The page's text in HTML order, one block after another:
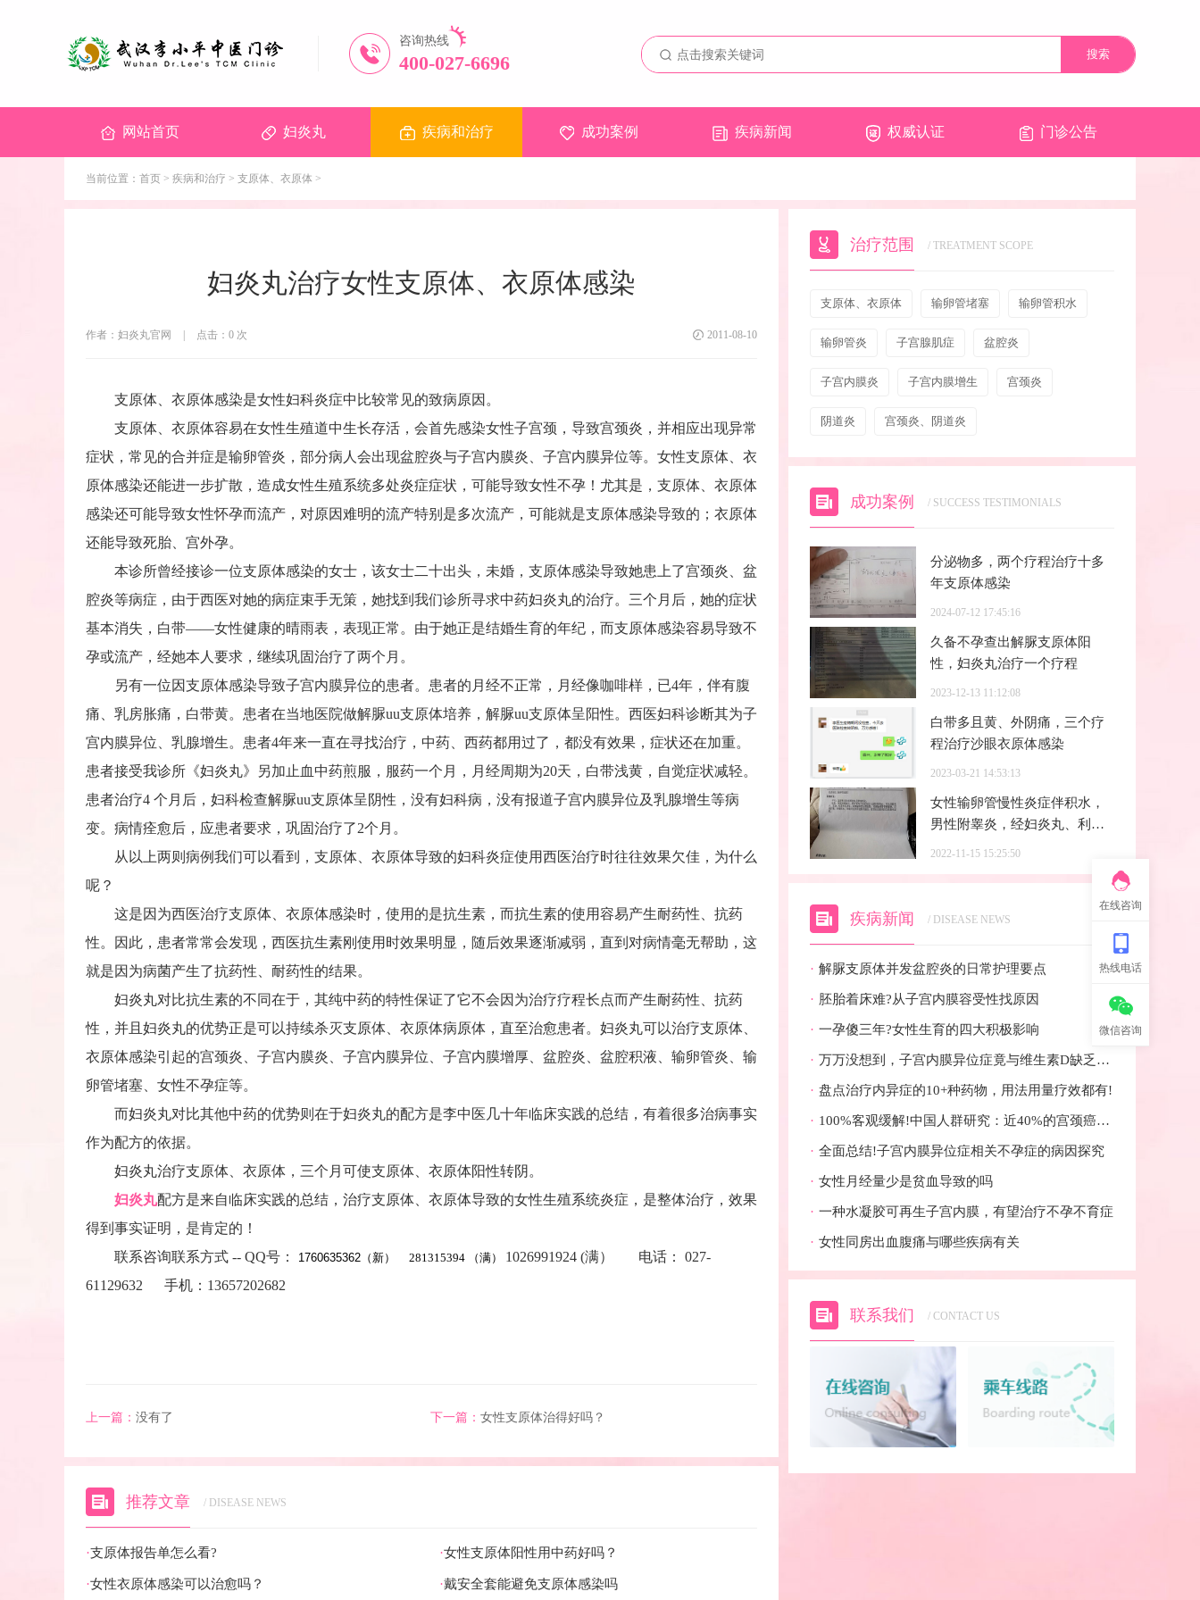
咨询热线
400-027-6696
网站首页 妇炎丸 疾病和治疗 成功案例 疾病新闻 权威认证 门诊公告
当前位置： 首页 > 疾病和治疗 > 支原体、衣原体 >
妇炎丸治疗女性支原体、衣原体感染
作者：妇炎丸官网 点击： 0 次 2011-08-10
支原体、衣原体感染是女性妇科炎症中比较常见的致病原因。
支原体、衣原体容易在女性生殖道中生长存活，会首先感染女性子宫颈，导致宫颈炎，并相应出现异常
症状，常见的合并症是输卵管炎，部分病人会出现盆腔炎与子宫内膜炎、子宫内膜异位等。女性支原体、衣
原体感染还能进一步扩散，造成女性生殖系统多处炎症症状，可能导致女性不孕！尤其是，支原体、衣原体
感染还可能导致女性怀孕而流产，对原因难明的流产特别是多次流产，可能就是支原体感染导致的；衣原体
还能导致死胎、宫外孕。
本诊所曾经接诊一位支原体感染的女士，该女士二十出头，未婚，支原体感染导致她患上了宫颈炎、盆
腔炎等病症，由于西医对她的病症束手无策，她找到我们诊所寻求中药妇炎丸的治疗。三个月后，她的症状
基本消失，白带——女性健康的晴雨表，表现正常。由于她正是结婚生育的年纪，而支原体感染容易导致不
孕或流产，经她本人要求，继续巩固治疗了两个月。
另有一位因支原体感染导致子宫内膜异位的患者。患者的月经不正常，月经像咖啡样，已4年，伴有腹
痛、乳房胀痛，白带黄。患者在当地医院做解脲uu支原体培养，解脲uu支原体呈阳性。西医妇科诊断其为子
宫内膜异位、乳腺增生。患者4年来一直在寻找治疗，中药、西药都用过了，都没有效果，症状还在加重。
患者接受我诊所《妇炎丸》另加止血中药煎服，服药一个月，月经周期为20天，白带浅黄，自觉症状减轻。
患者治疗4 个月后，妇科检查解脲uu支原体呈阴性，没有妇科病，没有报道子宫内膜异位及乳腺增生等病
变。病情痊愈后，应患者要求，巩固治疗了2个月。
从以上两则病例我们可以看到，支原体、衣原体导致的妇科炎症使用西医治疗时往往效果欠佳，为什么
呢？
这是因为西医治疗支原体、衣原体感染时，使用的是抗生素，而抗生素的使用容易产生耐药性、抗药
性。因此，患者常常会发现，西医抗生素刚使用时效果明显，随后效果逐渐减弱，直到对病情毫无帮助，这
就是因为病菌产生了抗药性、耐药性的结果。
妇炎丸对比抗生素的不同在于，其纯中药的特性保证了它不会因为治疗疗程长点而产生耐药性、抗药
性，并且妇炎丸的优势正是可以持续杀灭支原体、衣原体病原体，直至治愈患者。妇炎丸可以治疗支原体、
衣原体感染引起的宫颈炎、子宫内膜炎、子宫内膜异位、子宫内膜增厚、盆腔炎、盆腔积液、输卵管炎、输
卵管堵塞、女性不孕症等。
而妇炎丸对比其他中药的优势则在于妇炎丸的配方是李中医几十年临床实践的总结，有着很多治病事实
作为配方的依据。
妇炎丸治疗支原体、衣原体，三个月可使支原体、衣原体阳性转阴。
妇炎丸配方是来自临床实践的总结，治疗支原体、衣原体导致的女性生殖系统炎症，是整体治疗，效果
得到事实证明，是肯定的！
联系咨询联系方式 -- QQ号：
1760635362 （新） 281315394 （满） 1026991924 (满） 电话： 027-
61129632 手机：13657202682
上一篇： 没有了 下一篇： 女性支原体治得好吗？
推荐文章 / DISEASE NEWS
·支原体报告单怎么看? ·女性支原体阳性用中药好吗？
·女性衣原体感染可以治愈吗？ ·戴安全套能避免支原体感染吗
治疗范围 / TREATMENT SCOPE
支原体、衣原体 输卵管堵塞 输卵管积水
输卵管炎 子宫腺肌症 盆腔炎
子宫内膜炎 子宫内膜增生 宫颈炎
阴道炎 宫颈炎、阴道炎
成功案例 / SUCCESS TESTIMONIALS
分泌物多，两个疗程治疗十多
年支原体感染
2024-07-12 17:45:16
久备不孕查出解脲支原体阳
性，妇炎丸治疗一个疗程
2023-12-13 11:12:08
白带多且黄、外阴痛，三个疗
程治疗沙眼衣原体感染
2023-03-21 14:53:13
女性输卵管慢性炎症伴积水，
男性附睾炎，经妇炎丸、利尿
2022-11-15 15:25:50
疾病新闻 / DISEASE NEWS
· 解脲支原体并发盆腔炎的日常护理要点
· 胚胎着床难?从子宫内膜容受性找原因
· 一孕傻三年?女性生育的四大积极影响
· 万万没想到，子宫内膜异位症竟与维生素D缺乏有关
· 盘点治疗内异症的10+种药物，用法用量疗效都有!
· 100%客观缓解!中国人群研究：近40%的宫颈癌患者有望迎来全新治疗选择
· 全面总结!子宫内膜异位症相关不孕症的病因探究
· 女性月经量少是贫血导致的吗
· 一种水凝胶可再生子宫内膜，有望治疗不孕不育症
· 女性同房出血腹痛与哪些疾病有关
联系我们 / CONTACT US
在线咨询
热线电话
微信咨询